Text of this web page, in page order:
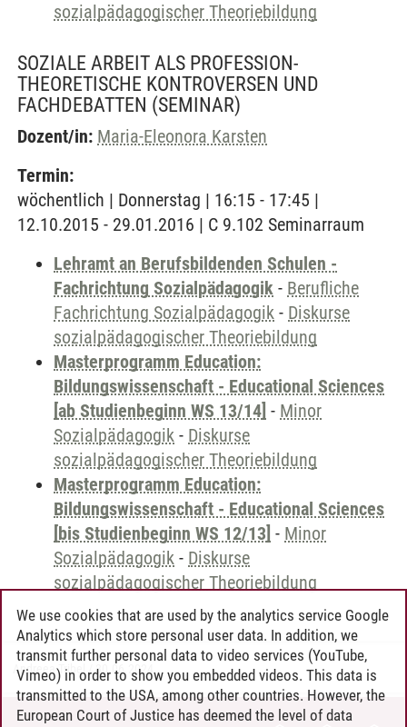
sozialpädagogischer Theoriebildung
SOZIALE ARBEIT ALS PROFESSION-
THEORETISCHE KONTROVERSEN UND
FACHDEBATTEN (SEMINAR)
Dozent/in: Maria-Eleonora Karsten
Termin:
wöchentlich | Donnerstag | 16:15 - 17:45 |
12.10.2015 - 29.01.2016 | C 9.102 Seminarraum
Lehramt an Berufsbildenden Schulen -
Fachrichtung Sozialpädagogik - Berufliche
Fachrichtung Sozialpädagogik - Diskurse
sozialpädagogischer Theoriebildung
Masterprogramm Education:
Bildungswissenschaft - Educational Sciences
[ab Studienbeginn WS 13/14] - Minor
Sozialpädagogik - Diskurse
sozialpädagogischer Theoriebildung
Masterprogramm Education:
Bildungswissenschaft - Educational Sciences
[bis Studienbeginn WS 12/13] - Minor
Sozialpädagogik - Diskurse
sozialpädagogischer Theoriebildung
Andreea Tribel 30.06.2024
We use cookies that are used by the analytics service Google
Analytics which store personal user data. In addition, we
transmit further personal data to video services (YouTube,
Vimeo) in order to show you embedded videos. This data is
transmitted to the USA, among other countries. However, the
European Court of Justice has deemed the level of data